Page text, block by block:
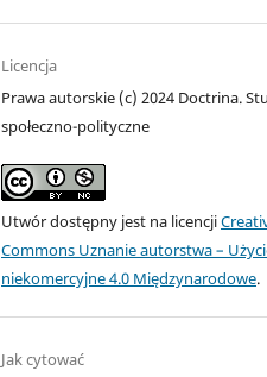
Licencja
Prawa autorskie (c) 2024 Doctrina.
społeczno-polityczne
Utwór dostępny jest na licencji
Commons Uznanie autorstwa –
niekomercyjne 4.0 Międzynarodowe.
Jak cytować